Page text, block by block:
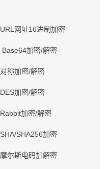
URL网址16进制加密
Base64加密/解密
对称加密/解密
DES加密/解密
Rabbit加密/解密
SHA/SHA256加密
摩尔斯电码加解密